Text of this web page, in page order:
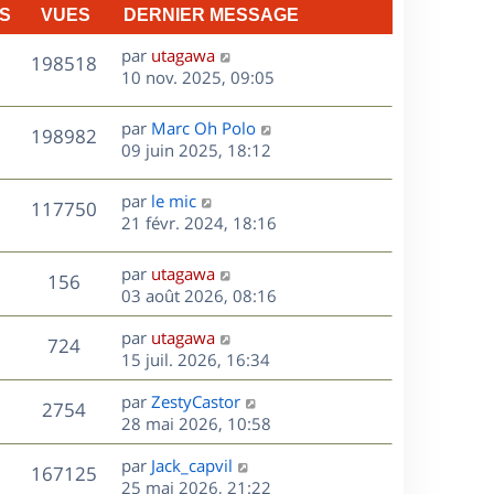
e
s
n
i
e
r
e
s
a
g
e
VUES DERNIER MESSAGE
198518V
u
e
s
D
e
n
i
r
m
e
s
s
a
g
e
par utagawa
10 nov. 2025, 09:05
198982V
u
e
s
D
e
i
e
r
m
e
s
a
e
par Marc Oh Polo
09 juin 2025, 18:12
117750V
u
D
e
i
e
r
m
e
s
s
a
g
e
par le mic
21 févr. 2024, 18:16
156V
u
s
D
e
r
n
i
e
r
m
e
s
par utagawa
03 août 2026, 08:16
724V
u
e
s
D
e
r
n
i
e
r
par utagawa
15 juil. 2026, 16:34
2754V
u
e
D
e
r
n
i
par ZestyCastor
28 mai 2026, 10:58
167125V
D
e
par Jack_capvil
25 mai 2026, 21:22